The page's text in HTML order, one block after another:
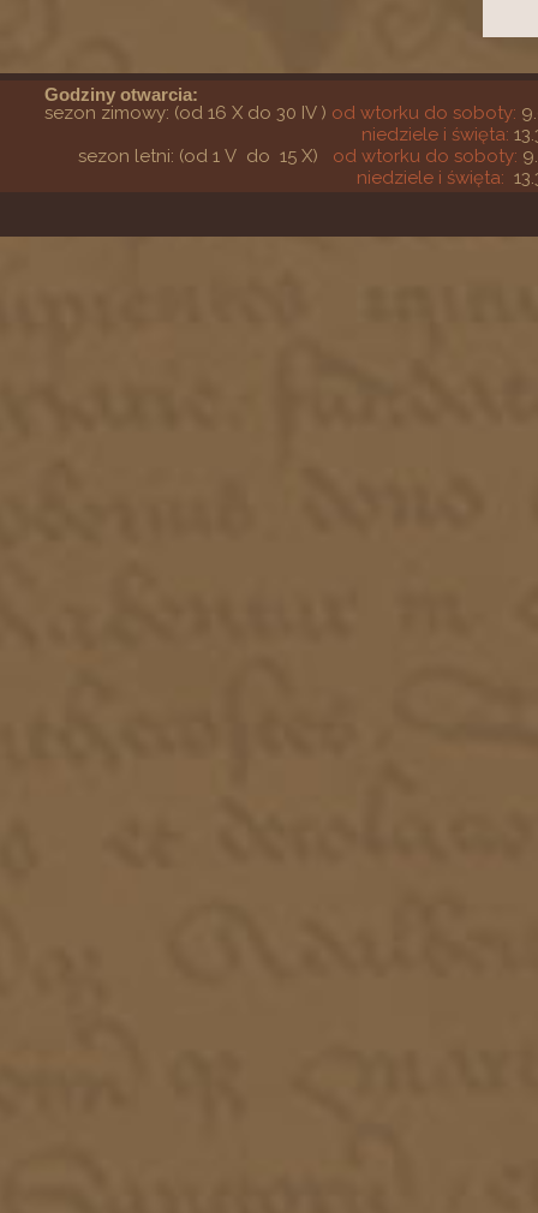
Godziny otwarcia:
sezon zimowy: (od 16 X do 30 IV ) od wtorku do soboty:
niedziele i święta:
sezon letni: (od 1 V do 15 X) od wtorku do soboty:
niedziele i święta: